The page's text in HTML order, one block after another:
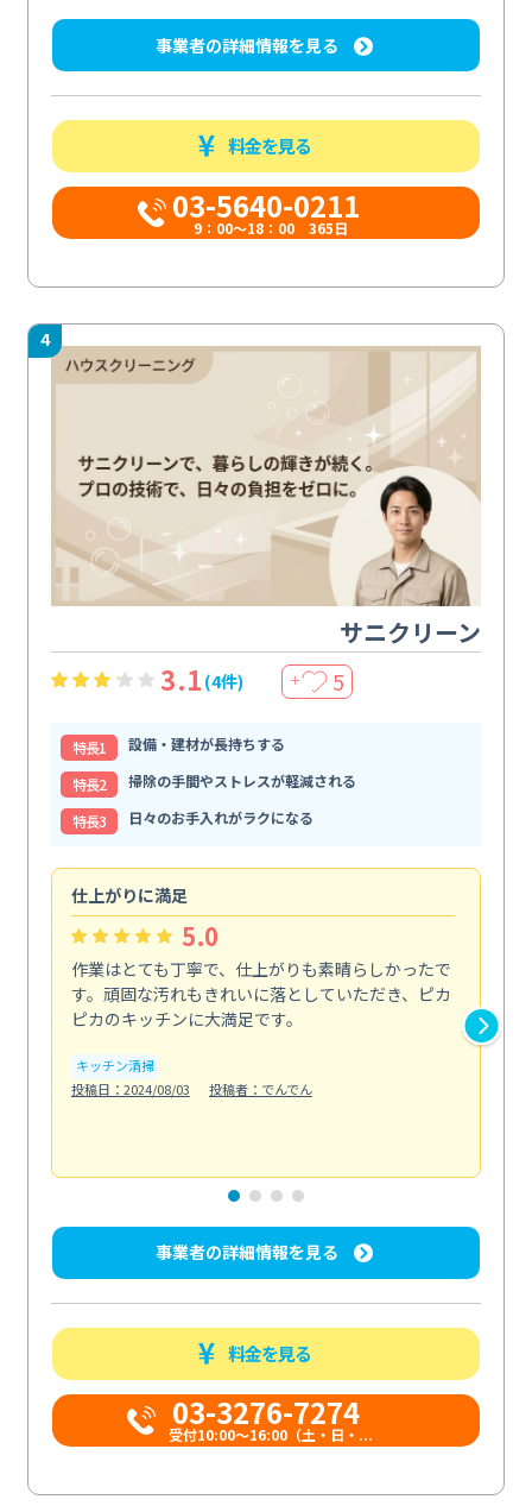
事業者の詳細情報を見る
料金を見る
03-5640-0211
9：00～18：00 365日
4
サニクリーン
3.1 (4件) ＋ 5
特⻑1
設備・建材が長持ちする
特⻑2
掃除の手間やストレスが軽減される
特⻑3
日々のお手入れがラクになる
仕上がりに満足
5.0
作業はとても丁寧で、仕上がりも素晴らしかったで
す。頑固な汚れもきれいに落としていただき、ピカ
ピカのキッチンに大満足です。
キッチン清掃
投稿日：2024/08/03
投稿者：でんでん
事業者の詳細情報を見る
料金を見る
03-3276-7274
受付10:00〜16:00（土・日・...